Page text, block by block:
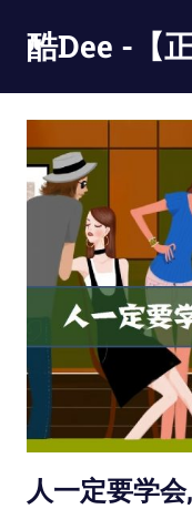
content
酷Dee -【
只
有
人一定要学